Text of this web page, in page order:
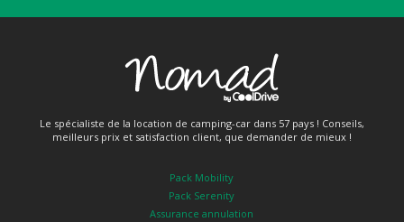
Le spécialiste de la location de camping-car dans 57 pays ! Conseils,
meilleurs prix et satisfaction client, que demander de mieux !
Pack Mobility
Pack Serenity
Assurance annulation